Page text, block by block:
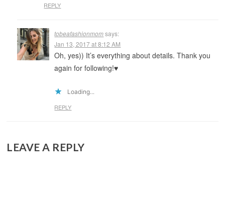
REPLY
tobeafashionmom says:
Jan 13, 2017 at 8:12 AM
Oh, yes)) It’s everything about details. Thank you
again for following!♥️
Loading...
REPLY
LEAVE A REPLY